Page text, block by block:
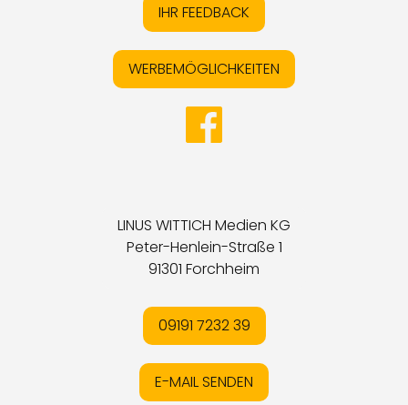
IHR FEEDBACK
WERBEMÖGLICHKEITEN
LINUS WITTICH Medien KG
Peter-Henlein-Straße 1
91301 Forchheim
09191 7232 39
E-MAIL SENDEN